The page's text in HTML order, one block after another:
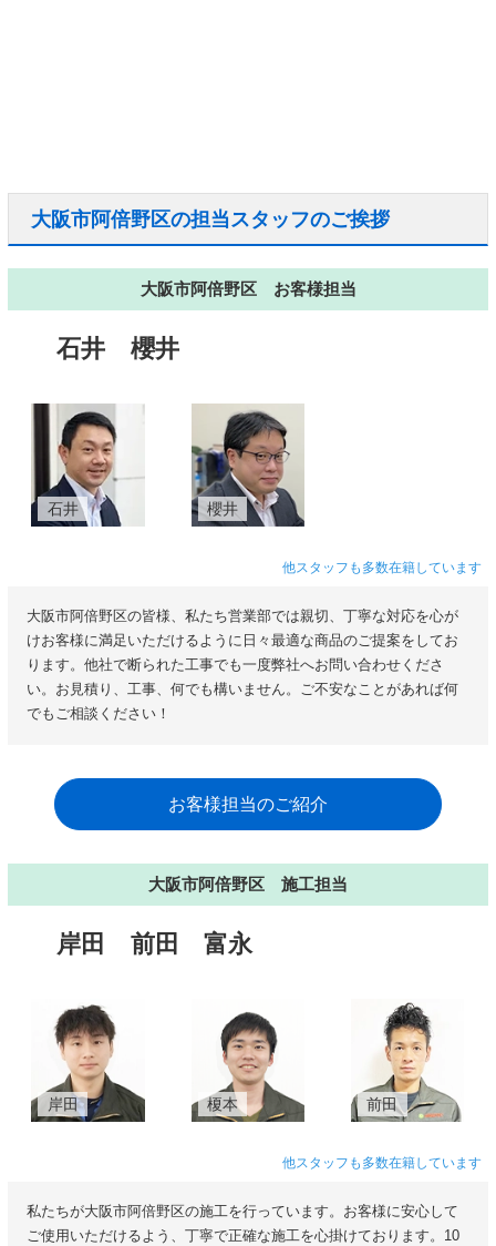
大阪市阿倍野区の担当スタッフのご挨拶
大阪市阿倍野区 お客様担当
石井 櫻井
石井 櫻井
他スタッフも多数在籍しています
大阪市阿倍野区の皆様、私たち営業部では親切、丁寧な対応を心が
けお客様に満足いただけるように日々最適な商品のご提案をしてお
ります。他社で断られた工事でも一度弊社へお問い合わせくださ
い。お見積り、工事、何でも構いません。ご不安なことがあれば何
でもご相談ください！
お客様担当のご紹介
大阪市阿倍野区 施工担当
岸田 前田 富永
岸田 榎本 前田
他スタッフも多数在籍しています
私たちが大阪市阿倍野区の施工を行っています。お客様に安心して
ご使用いただけるよう、丁寧で正確な施工を心掛けております。10